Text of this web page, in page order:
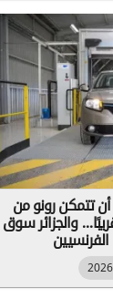
تتمكن رونو من
والجزائر سوق